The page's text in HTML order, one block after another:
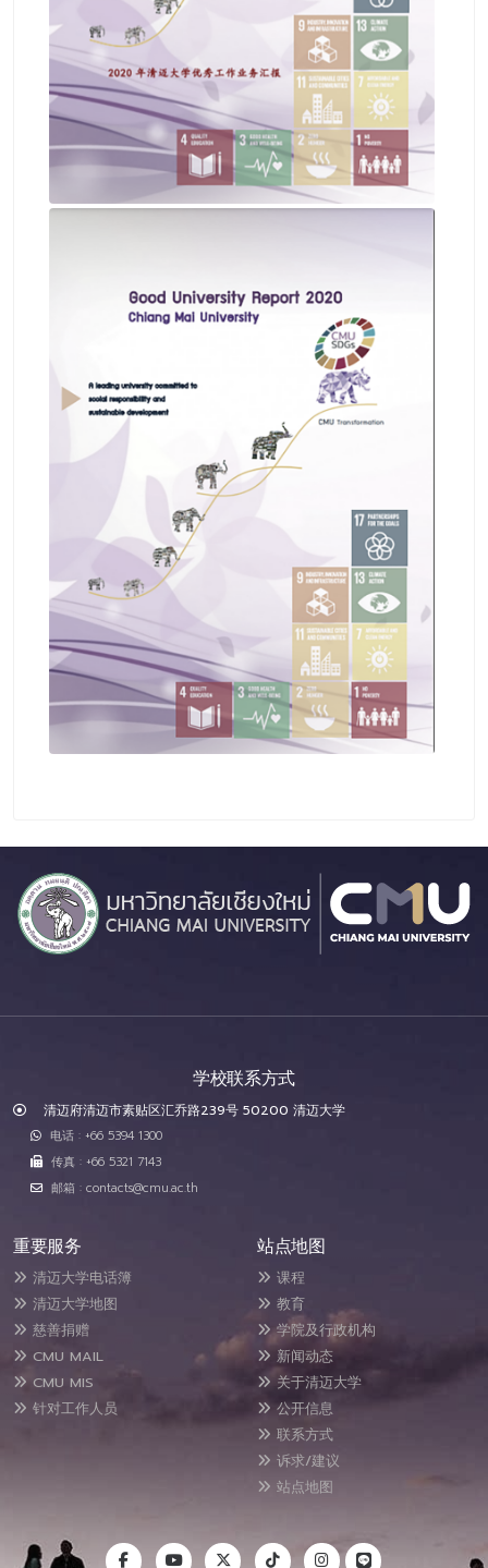
学校联系方式
清迈府清迈市素贴区汇乔路239号 50200 清迈大学
电话 : +66 5394 1300
传真 : +66 5321 7143
邮箱 : contacts@cmu.ac.th
重要服务
清迈大学电话簿
清迈大学地图
慈善捐赠
CMU MAIL
CMU MIS
针对工作人员
站点地图
课程
教育
学院及行政机构
新闻动态
关于清迈大学
公开信息
联系方式
诉求/建议
站点地图